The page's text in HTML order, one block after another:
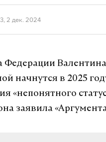
2 дек. 2024
Федерации
начнутся в 2025
«непонятного
заявила